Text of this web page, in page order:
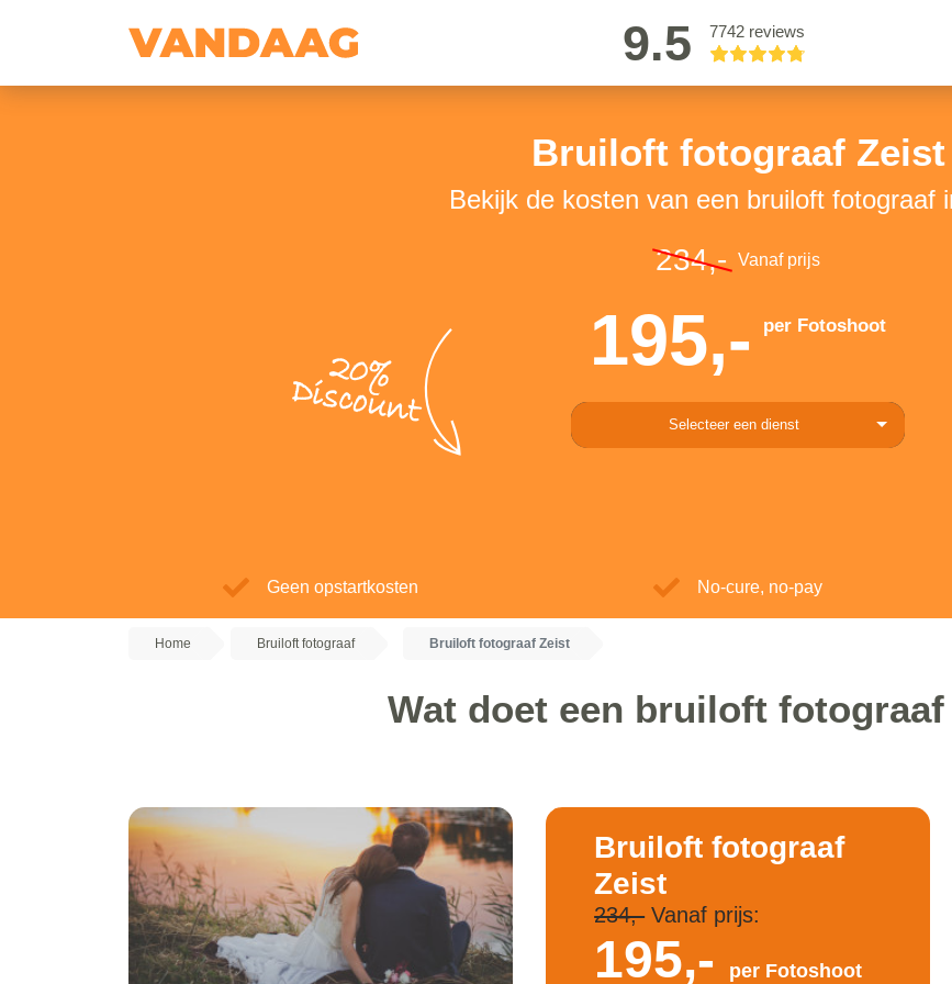
9.5 7742 reviews
Bruiloft fotograaf Zeist
Bekijk de kosten van een bruiloft fotograaf
20%
Discount
234,- Vanaf prijs
195,- per Fotoshoot
Selecteer een dienst
Geen opstartkosten No-cure, no-pay
Home Bruiloft fotograaf Bruiloft fotograaf Zeist
Wat doet een bruiloft
Bruiloft fotograaf
Zeist
234,-Vanaf prijs:
195,- per Fotoshoot